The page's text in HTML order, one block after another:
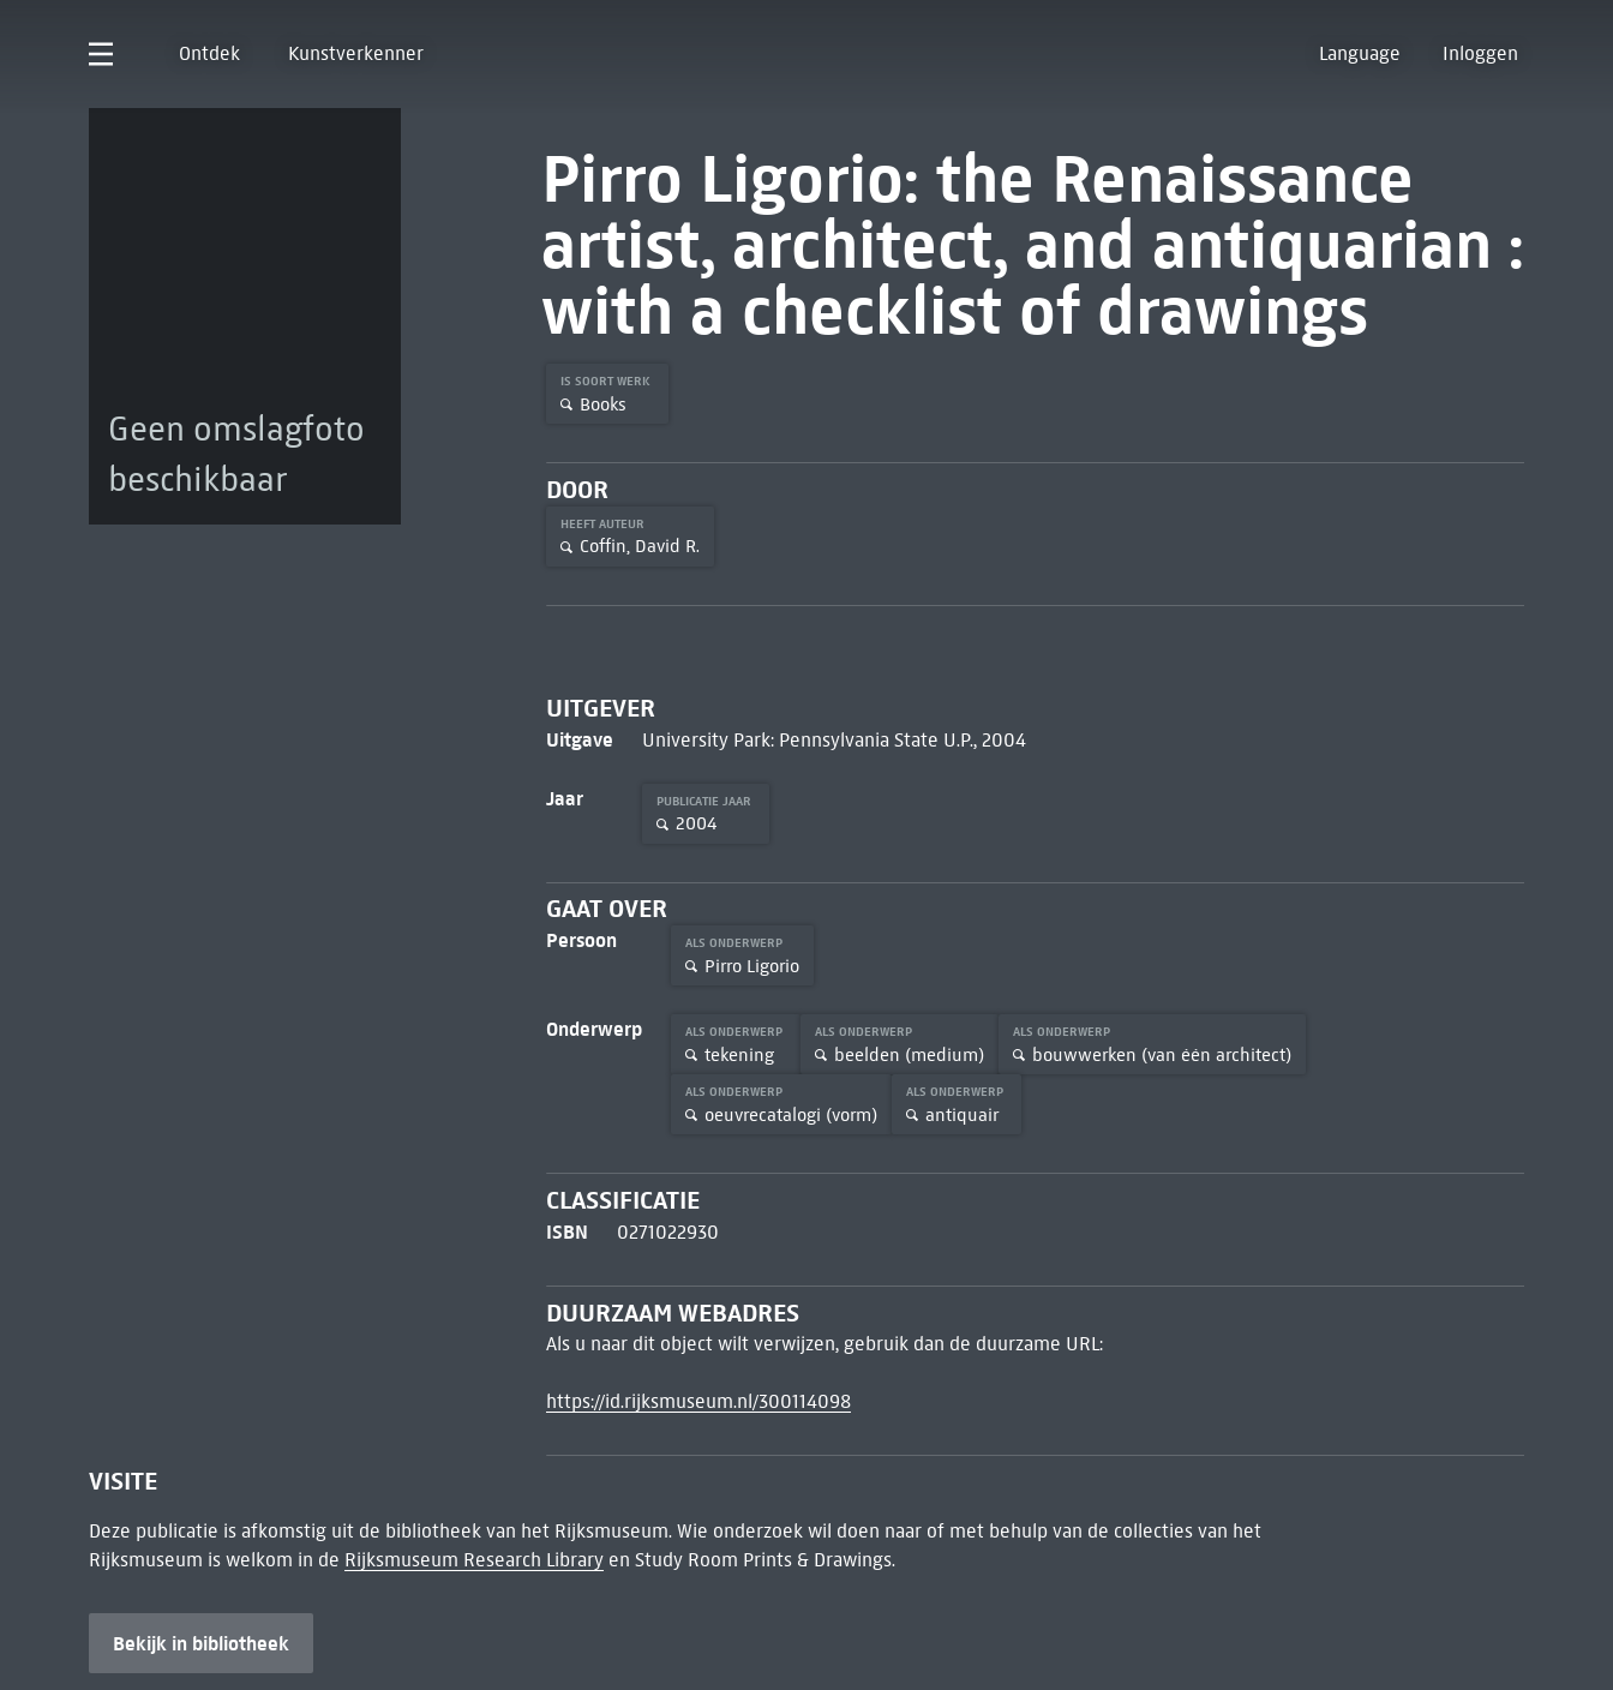
Ontdek Kunstverkenner Language Inloggen
Geen omslagfoto
beschikbaar
Pirro Ligorio: the Renaissance
artist, architect, and antiquarian :
with a checklist of drawings
IS SOORT WERK
Books
DOOR
HEEFT AUTEUR
Coffin, David R.
UITGEVER
Uitgave University Park: Pennsylvania State U.P., 2004
Jaar PUBLICATIE JAAR
2004
GAAT OVER
Persoon ALS ONDERWERP
Pirro Ligorio
Onderwerp ALS ONDERWERP
tekening
ALS ONDERWERP
beelden (medium)
ALS ONDERWERP
bouwwerken (van één architect)
ALS ONDERWERP
oeuvrecatalogi (vorm)
ALS ONDERWERP
antiquair
CLASSIFICATIE
ISBN 0271022930
DUURZAAM WEBADRES
Als u naar dit object wilt verwijzen, gebruik dan de duurzame URL:
https://id.rijksmuseum.nl/300114098
VISITE
Deze publicatie is afkomstig uit de bibliotheek van het Rijksmuseum. Wie onderzoek wil doen naar of met behulp van de collecties van het
Rijksmuseum is welkom in de Rijksmuseum Research Libraryen Study Room Prints & Drawings.
Bekijk in bibliotheek